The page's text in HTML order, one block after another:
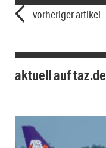
vorheriger artikel
aktuell auf taz.de